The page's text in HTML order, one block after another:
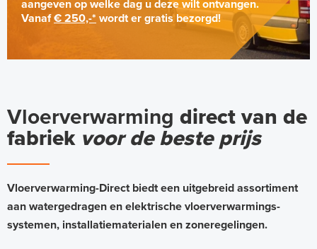
aangeven op welke dag u deze wilt ontvangen.
Vanaf€ 250,-* wordt er gratis bezorgd!
Vloerverwarming direct van de
fabriek voor de beste prijs
Vloerverwarming-Direct biedt een uitgebreid assortiment
aan watergedragen en elektrische vloerverwarmings-
systemen, installatiematerialen en zoneregelingen.